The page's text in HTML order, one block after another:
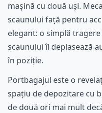
mașină cu două uși.
scaunului față pentru
elegant: o simplă
scaunului îl deplasează
în poziție.
Portbagajul este o
spațiu de depozitare cu
de două ori mai mult